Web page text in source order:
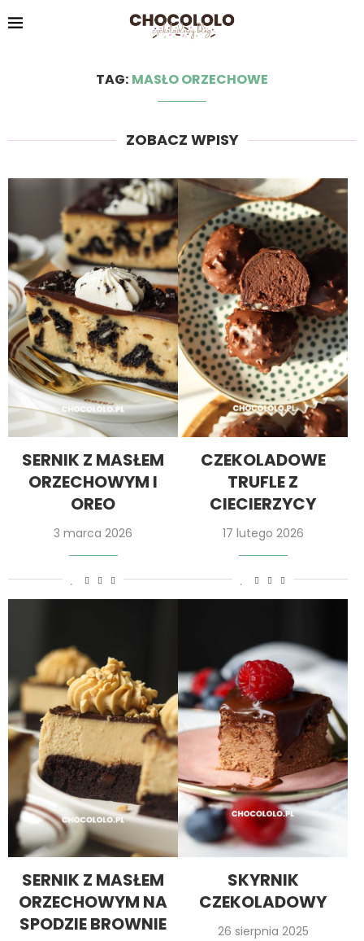
TAG: MASŁO ORZECHOWE
ZOBACZ WPISY
SERNIK Z MASŁEM
ORZECHOWYM I
OREO
3 marca 2026
CZEKOLADOWE
TRUFLE Z
CIECIERZYCY
17 lutego 2026
SERNIK Z MASŁEM
ORZECHOWYM NA
SPODZIE BROWNIE
SKYRNIK
CZEKOLADOWY
26 sierpnia 2025